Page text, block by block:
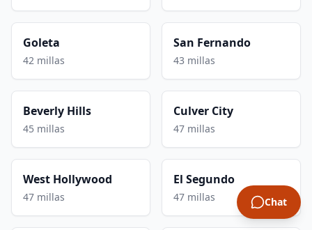
Goleta
42 millas
San Fernando
43 millas
Beverly Hills
45 millas
Culver City
47 millas
West Hollywood
47 millas
El Segundo
47 millas Chat